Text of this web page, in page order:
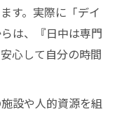
す。実際に「デイ
は、『日中は専門
心して自分の時間
設や人的資源を組